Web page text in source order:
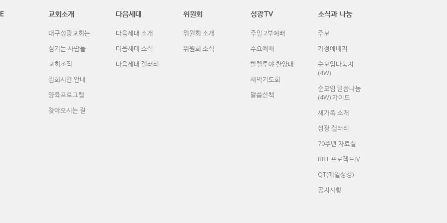
교회소개
대구성광교회는
섬기는 사람들
교회조직
집회시간 안내
양육프로그램
찾아오시는 길
다음세대
다음세대 소개
다음세대 소식
다음세대 갤러리
위원회
위원회 소개
위원회 소식
성광TV
주일 2부예배
수요예배
할렐루야 찬양대
새벽기도회
말씀산책
소식과 나눔
주보
가정예배지
순모임나눔지
(4W)
순모임 말씀나눔
(4W) 가이드
새가족 소개
성광 갤러리
70주년 자료실
BBT 프로젝트Ⅳ
QT(매일성경)
공지사항